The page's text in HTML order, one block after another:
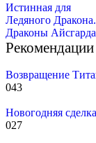
Истинная для
Ледяного Дракона.
Драконы
Рекомендации
Возвращение
043
Новогодняя
027